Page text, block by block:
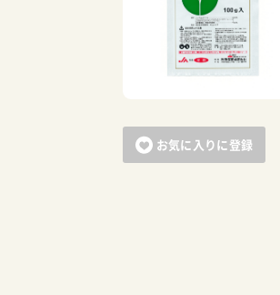
お気に入りに登録